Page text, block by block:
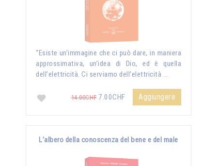
“Esiste un’immagine che ci può dare, in maniera
approssimativa, un’idea di Dio, ed è quella
dell’elettricità. Ci serviamo dell’elettricità …
14.00CHF7.00CHF Aggiungere
L’albero della conoscenza del bene e del male